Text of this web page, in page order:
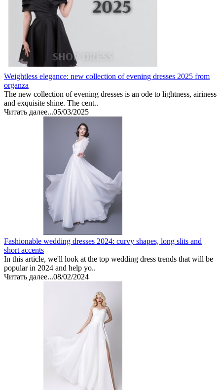
Weightless elegance: new collection of evening dresses 2025 from
organza
The new collection of evening dresses is an ode to lightness, airiness
and exquisite shine. The cent..
Читать далее...05/03/2025
Fashionable wedding dresses 2024: curvy shapes, long slits and
short accents
In this article, we'll look at the top wedding dress trends that will be
popular in 2024 and help yo..
Читать далее...08/02/2024